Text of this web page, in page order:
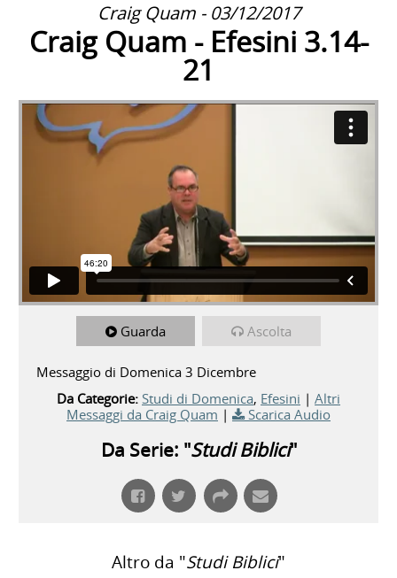
Craig Quam - 03/12/2017
Craig Quam - Efesini 3.14-
21
Guarda Ascolta
Messaggio di Domenica 3 Dicembre
Da Categorie: Studi di Domenica, Efesini | Altri
Messaggi da Craig Quam | Scarica Audio
Da Serie: "Studi Biblici"
Altro da "Studi Biblici"